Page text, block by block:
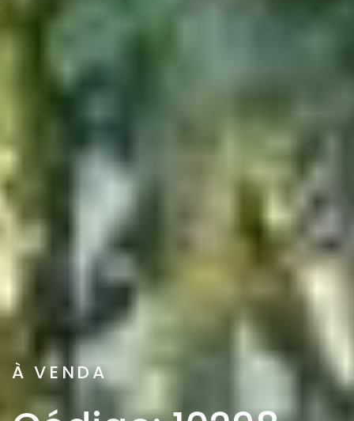
À VENDA